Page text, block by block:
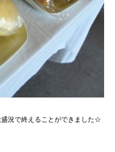
況で終えることができました☆